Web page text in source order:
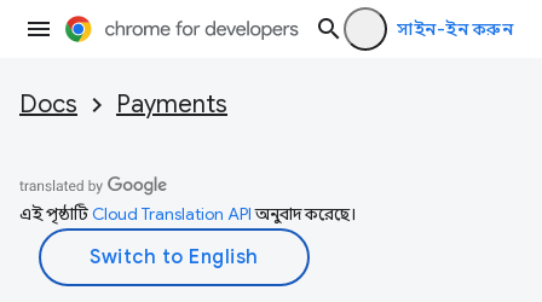
সাইন-ইন করুন
Docs Payments
এই পৃষ্ঠাটিCloud Translation APIঅনুবাদ করেছে।